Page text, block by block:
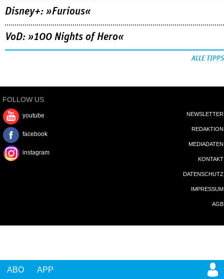
ABO APP
Disney+: »Furious«
VoD: »100 Nights of Hero«
ALLE TIPPS
FOLLOW US
youtube
facebook
instagram
NEWSLETTER
REDAKTION
MEDIADATEN
KONTAKT
DATENSCHUTZ
IMPRESSUM
AGB